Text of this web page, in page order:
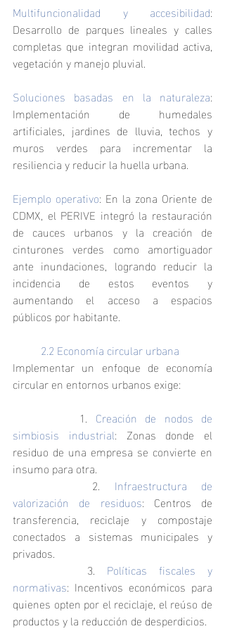
Multifuncionalidad y accesibilidad:
Desarrollo de parques lineales y calles
completas que integran movilidad activa,
vegetación y manejo pluvial.
Soluciones basadas en la naturaleza:
Implementación de humedales
artificiales, jardines de lluvia, techos y
muros verdes para incrementar la
resiliencia y reducir la huella urbana.
Ejemplo operativo: En la zona Oriente de
CDMX, el PERIVE integró la restauración
de cauces urbanos y la creación de
cinturones verdes como amortiguador
ante inundaciones, logrando reducir la
incidencia de estos eventos y
aumentando el acceso a espacios
públicos por habitante.
	2.2 Economía circular urbana
Implementar un enfoque de economía
circular en entornos urbanos exige:
		1.
Creación de nodos de
simbiosis industrial: Zonas donde el
residuo de una empresa se convierte en
insumo para otra.
		2.
Infraestructura de
valorización de residuos: Centros de
transferencia, reciclaje y compostaje
conectados a sistemas municipales y
privados.
		3.
Políticas fiscales y
normativas: Incentivos económicos para
quienes opten por el reciclaje, el reúso de
productos y la reducción de desperdicios.